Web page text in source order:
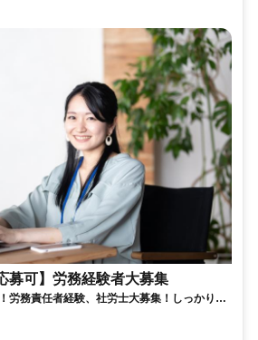
募可】労務経験者大募集
労務責任者経験、社労士大募集！しっかり稼